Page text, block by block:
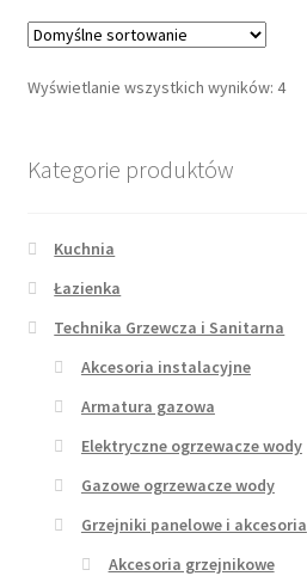
Wyświetlanie wszystkich wyników: 4
Kategorie produktów
Kuchnia
Łazienka
Technika Grzewcza i Sanitarna
Akcesoria instalacyjne
Armatura gazowa
Elektryczne ogrzewacze wody
Gazowe ogrzewacze wody
Grzejniki panelowe i akcesoria
Akcesoria grzejnikowe